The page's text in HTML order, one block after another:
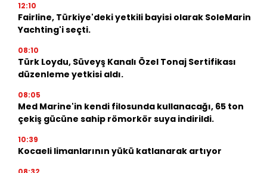
12:10
Fairline, Türkiye'deki yetkili bayisi olarak SoleMarin
Yachting'i seçti.
08:10
Türk Loydu, Süveyş Kanalı Özel Tonaj Sertifikası
düzenleme yetkisi aldı.
08:05
Med Marine'in kendi filosunda kullanacağı, 65 ton
çekiş gücüne sahip römorkör suya indirildi.
10:39
Kocaeli limanlarının yükü katlanarak artıyor